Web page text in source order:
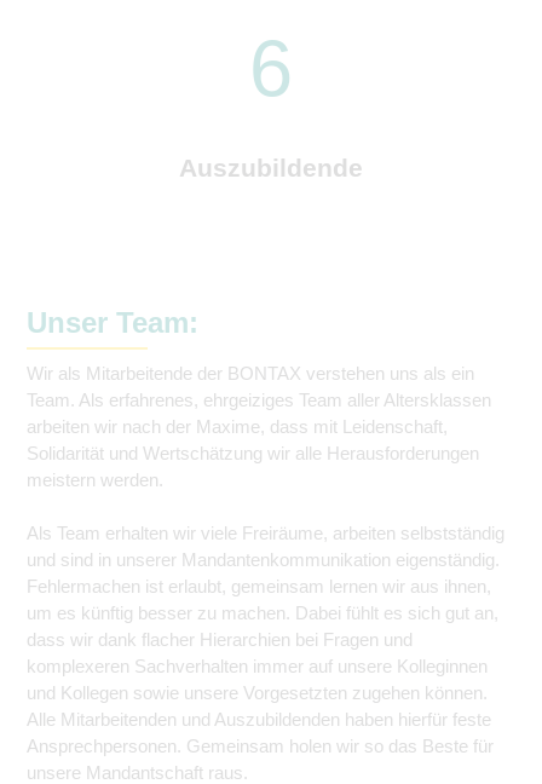
6
Auszubildende
Unser Team:
Wir als Mitarbeitende der BONTAX verstehen uns als ein
Team. Als erfahrenes, ehrgeiziges Team aller Altersklassen
arbeiten wir nach der Maxime, dass mit Leidenschaft,
Solidarität und Wertschätzung wir alle Herausforderungen
meistern werden.
Als Team erhalten wir viele Freiräume, arbeiten selbstständig
und sind in unserer Mandantenkommunikation eigenständig.
Fehlermachen ist erlaubt, gemeinsam lernen wir aus ihnen,
um es künftig besser zu machen. Dabei fühlt es sich gut an,
dass wir dank flacher Hierarchien bei Fragen und
komplexeren Sachverhalten immer auf unsere Kolleginnen
und Kollegen sowie unsere Vorgesetzten zugehen können.
Alle Mitarbeitenden und Auszubildenden haben hierfür feste
Ansprechpersonen. Gemeinsam holen wir so das Beste für
unsere Mandantschaft raus.